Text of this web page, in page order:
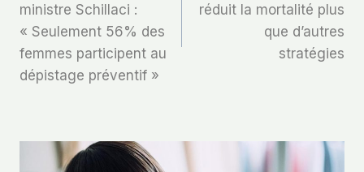
L’article
ministre Schillaci :
« Seulement 56% des
femmes participent au
dépistage préventif »
réduit la mortalité plus
que d’autres
stratégies